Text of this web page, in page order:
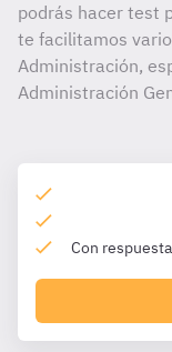
podrás hacer test
te facilitamos
Administración,
Administración
Con